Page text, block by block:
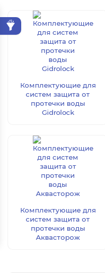
Комплектующие для
систем защита от
протечки воды
Gidrolock
Комплектующие для
систем защита от
протечки воды
Аквасторож